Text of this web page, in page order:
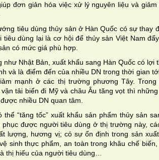
đơn giản hóa việc xử lý nguyên liệu và
tiêu dùng thủy sản ở Hàn Quốc có sự thay
tiêu dùng lại là cơ hội để thủy sản Việt Nam
có mức giá phù hợp.
như Nhật Bản, xuất khẩu sang Hàn Quốc có lợi
và là điểm đến của nhiều DN trong thời gian
mạnh ở các thị trường phương Tây.
tải biển đi Mỹ và châu Âu tăng vọt thì
nhiều DN quan tâm.
thể “tăng tốc” xuất khẩu sản phẩm thủy sản
phục được người tiêu dùng ở thị trường này,
lượng, hương vị; có sự ổn định trong sản
sinh thực phẩm, an toàn trong khâu chế
thị hiếu của người tiêu dùng…